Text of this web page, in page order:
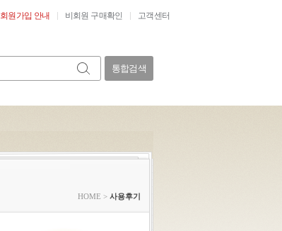
회원가입 안내 비회원 구매확인 고객센터
통합검색
HOME > 사용후기